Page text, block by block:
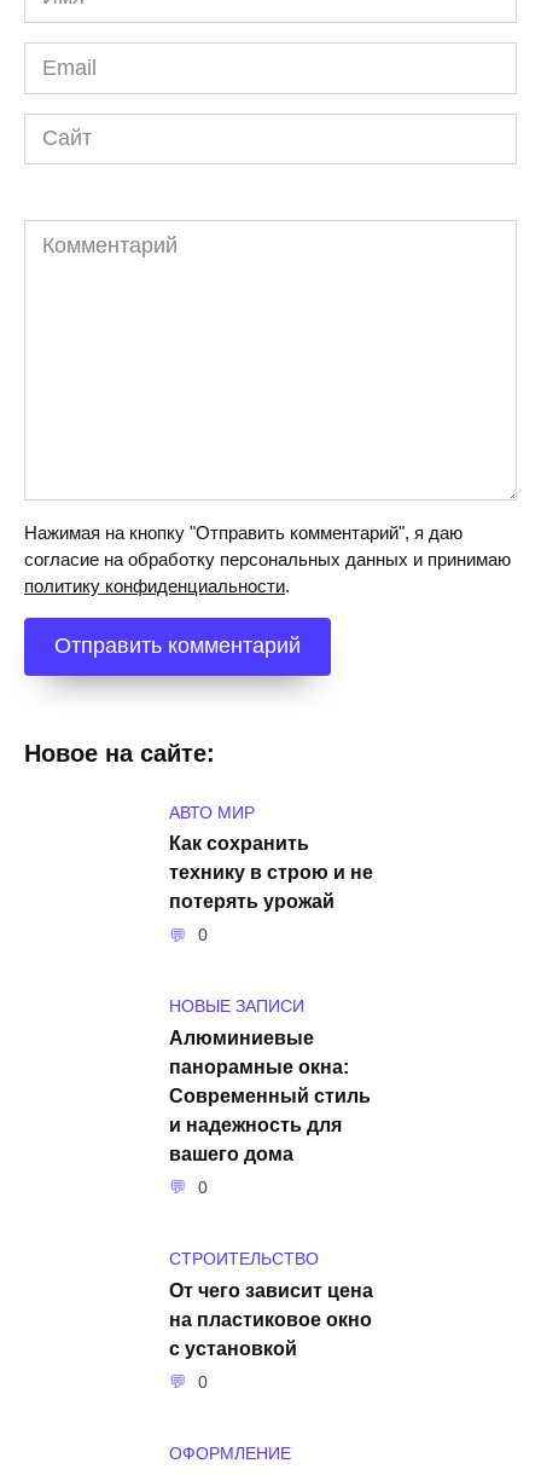
*
Email
*
Сайт
Комментарий
Нажимая на кнопку "Отправить комментарий", я даю
согласие на обработку персональных данных и принимаю
политику конфиденциальности.
Новое на сайте:
АВТО МИР
Как сохранить
технику в строю и не
потерять урожай
0
НОВЫЕ ЗАПИСИ
Алюминиевые
панорамные окна:
Современный стиль
и надежность для
вашего дома
0
СТРОИТЕЛЬСТВО
От чего зависит цена
на пластиковое окно
с установкой
0
ОФОРМЛЕНИЕ